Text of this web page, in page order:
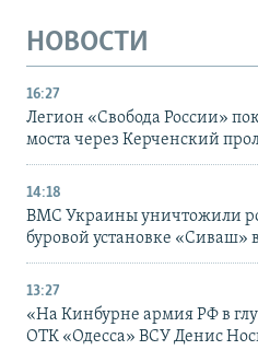
НОВОСТИ
16:27
Легион «Свобода России»
моста через Керченский
14:18
ВМС Украины уничтожили
буровой установке «Сиваш»
13:27
«На Кинбурне армия РФ в
ОТК «Одесса» ВСУ Денис